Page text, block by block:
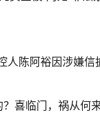
陈阿裕因涉嫌
喜临门，祸从何来